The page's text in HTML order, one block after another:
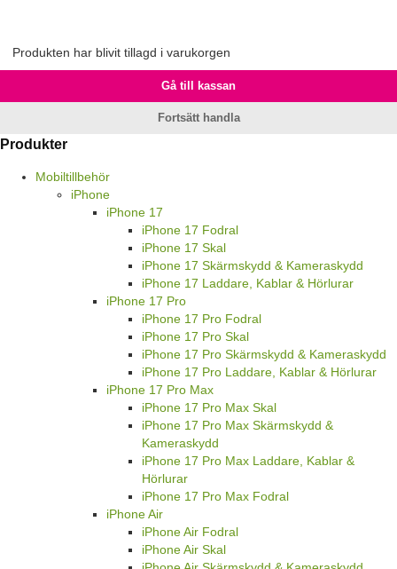
Produkten har blivit tillagd i varukorgen
Gå till kassan
Fortsätt handla
Produkter
Mobiltillbehör
iPhone
iPhone 17
iPhone 17 Fodral
iPhone 17 Skal
iPhone 17 Skärmskydd & Kameraskydd
iPhone 17 Laddare, Kablar & Hörlurar
iPhone 17 Pro
iPhone 17 Pro Fodral
iPhone 17 Pro Skal
iPhone 17 Pro Skärmskydd & Kameraskydd
iPhone 17 Pro Laddare, Kablar & Hörlurar
iPhone 17 Pro Max
iPhone 17 Pro Max Skal
iPhone 17 Pro Max Skärmskydd &
Kameraskydd
iPhone 17 Pro Max Laddare, Kablar &
Hörlurar
iPhone 17 Pro Max Fodral
iPhone Air
iPhone Air Fodral
iPhone Air Skal